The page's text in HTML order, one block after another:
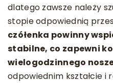
dlatego zawsze należy
stopie odpowiednią
czółenka powinny
stabilne, co zapewni
wielogodzinnego
odpowiednim kształcie i